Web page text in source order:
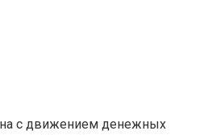
с движением денежных